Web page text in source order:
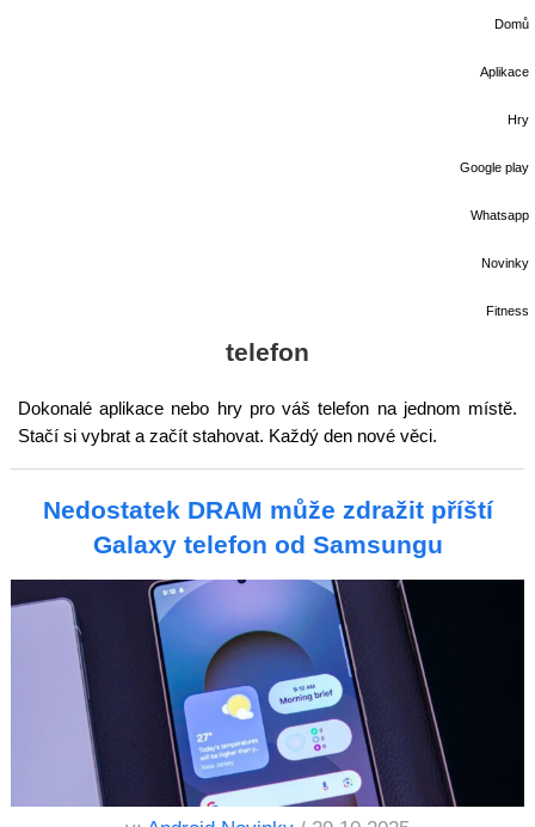
Domů
Aplikace
Hry
Google play
Whatsapp
Novinky
Fitness
telefon
Dokonalé aplikace nebo hry pro váš telefon na jednom místě.
Stačí si vybrat a začít stahovat. Každý den nové věci.
Nedostatek DRAM může zdražit příští
Galaxy telefon od Samsungu